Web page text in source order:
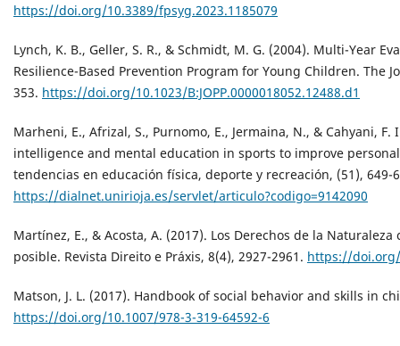
https://doi.org/10.3389/fpsyg.2023.1185079
Lynch, K. B., Geller, S. R., & Schmidt, M. G. (2004). Multi-Year
Resilience-Based Prevention Program for Young Children. The
353. https://doi.org/10.1023/B:JOPP.0000018052.12488.d1
Marheni, E., Afrizal, S., Purnomo, E., Jermaina, N., & Cahyani,
intelligence and mental education in sports to improve
tendencias en educación física, deporte y recreación, (51), 649-
https://dialnet.unirioja.es/servlet/articulo?codigo=9142090
Martínez, E., & Acosta, A. (2017). Los Derechos de la
posible. Revista Direito e Práxis, 8(4), 2927-2961. https://doi.org/
Matson, J. L. (2017). Handbook of social behavior and skills in
https://doi.org/10.1007/978-3-319-64592-6